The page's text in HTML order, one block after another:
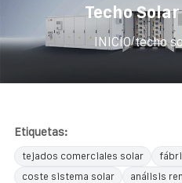
Techo
INICIO/techo
Etiquetas:
tejados comerciales solar
coste sistema solar
análisis